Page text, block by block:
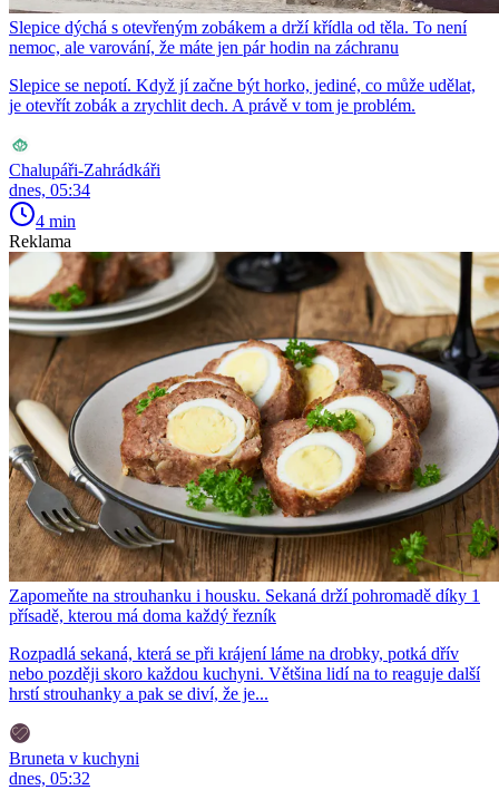
Slepice dýchá s otevřeným zobákem a drží křídla od těla. To není
nemoc, ale varování, že máte jen pár hodin na záchranu
Slepice se nepotí. Když jí začne být horko, jediné, co může udělat,
je otevřít zobák a zrychlit dech. A právě v tom je problém.
Chalupáři-Zahrádkáři
dnes, 05:34
4 min
Reklama
Zapomeňte na strouhanku i housku. Sekaná drží pohromadě díky 1
přísadě, kterou má doma každý řezník
Rozpadlá sekaná, která se při krájení láme na drobky, potká dřív
nebo později skoro každou kuchyni. Většina lidí na to reaguje další
hrstí strouhanky a pak se diví, že je...
Bruneta v kuchyni
dnes, 05:32